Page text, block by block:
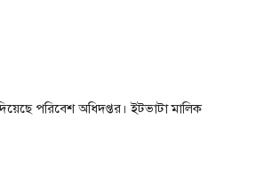
পরিবেশ অধিদপ্তর। ইটভাটা মালিক